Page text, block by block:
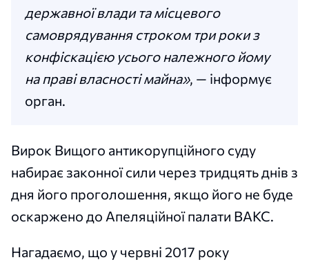
державної влади та місцевого
самоврядування строком три роки з
конфіскацією усього належного йому
на праві власності майна», — інформує
орган.
Вирок Вищого антикорупційного суду
набирає законної сили через тридцять днів з
дня його проголошення, якщо його не буде
оскаржено до Апеляційної палати ВАКС.
Нагадаємо, що у червні 2017 року